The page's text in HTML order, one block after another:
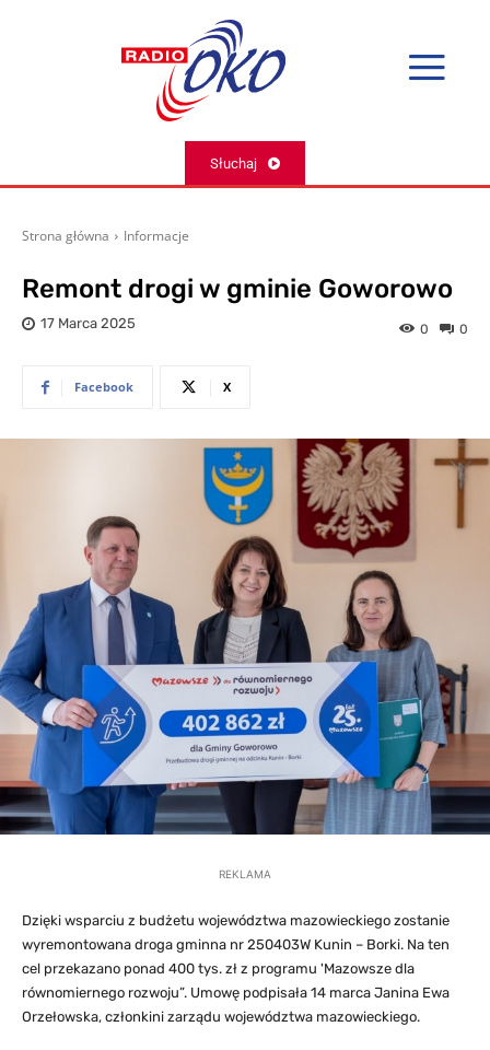
Słuchaj
Strona główna Informacje
Remont drogi w gminie Goworowo
17 Marca 2025 0
0
Facebook X
REKLAMA
Dzięki wsparciu z budżetu województwa mazowieckiego zostanie
wyremontowana droga gminna nr 250403W Kunin – Borki. Na ten
cel przekazano ponad 400 tys. zł z programu 'Mazowsze dla
równomiernego rozwoju”. Umowę podpisała 14 marca Janina Ewa
Orzełowska, członkini zarządu województwa mazowieckiego.